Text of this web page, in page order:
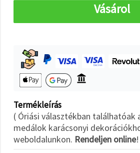
Fogadja
Beállítások
Vásárol
Termékleírás
( Óriási választékban találhatóak
medálok karácsonyi
weboldalunkon. Rendeljen online